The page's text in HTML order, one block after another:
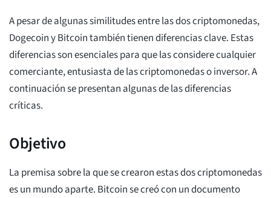
A pesar de algunas similitudes entre las dos criptomonedas,
Dogecoin y Bitcoin también tienen diferencias clave. Estas
diferencias son esenciales para que las considere cualquier
comerciante, entusiasta de las criptomonedas o inversor. A
continuación se presentan algunas de las diferencias
críticas.
Objetivo
La premisa sobre la que se crearon estas dos criptomonedas
es un mundo aparte. Bitcoin se creó con un documento